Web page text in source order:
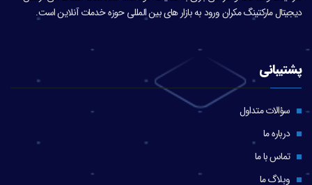
دیجیتال مارکتینگ مکران ورود به بازار های بین المللی حوزه خدمات آنلاین است.
پشتیبانی
سؤالات متداول
درباره ما
تماس با ما
وبلاگ ما